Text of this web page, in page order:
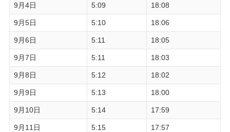
9月4日 5:09 18:08
9月5日 5:10 18:06
9月6日 5:11 18:05
9月7日 5:11 18:03
9月8日 5:12 18:02
9月9日 5:13 18:00
9月10日 5:14 17:59
9月11日 5:15 17:57